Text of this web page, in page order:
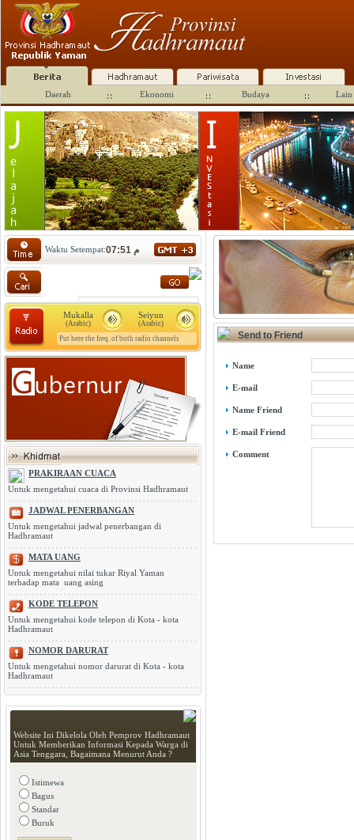
Daerah Ekonomi Budaya Lain
Waktu Setempat: 07:51 م
Seiyun
(Arabic)
Mukalla
(Arabic)
Put here the freq. of both radio channels
PRAKIRAAN CUACA
Untuk mengetahui cuaca di Provinsi Hadhramaut
JADWAL PENERBANGAN
Untuk mengetahui jadwal penerbangan di
Hadhramaut
MATA UANG
Untuk mengetahui nilai tukar Riyal Yaman
terhadap mata uang asing
KODE TELEPON
Untuk mengetahui kode telepon di Kota - kota
Hadhramaut
NOMOR DARURAT
Untuk mengetahui nomor darurat di Kota - kota
Hadhramaut
Website Ini Dikelola Oleh Pemprov Hadhramaut
Untuk Memberikan Informasi Kepada Warga di
Asia Tenggara, Bagaimana Menurut Anda ?
Istimewa
Bagus
Standar
Buruk
Send to Friend
Name
E-mail
Name Friend
E-mail Friend
Comment